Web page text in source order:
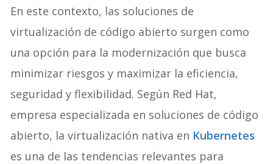
En este contexto, las soluciones de
virtualización de código abierto surgen como
una opción para la modernización que busca
minimizar riesgos y maximizar la eficiencia,
seguridad y flexibilidad. Según Red Hat,
empresa especializada en soluciones de código
abierto, la virtualización nativa en Kubernetes
es una de las tendencias relevantes para